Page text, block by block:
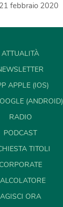
21 febbraio 2020
ATTUALITÀ
APPLE (IOS)
(ANDROID)
RADIO
PODCAST
TITOLI
CORPORATE
AGISCI ORA